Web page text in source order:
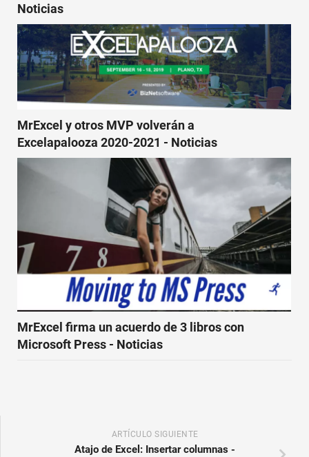
Noticias
MrExcel y otros MVP volverán a
Excelapalooza 2020-2021 - Noticias
MrExcel firma un acuerdo de 3 libros con
Microsoft Press - Noticias
ARTÍCULO SIGUIENTE
Atajo de Excel: Insertar columnas -